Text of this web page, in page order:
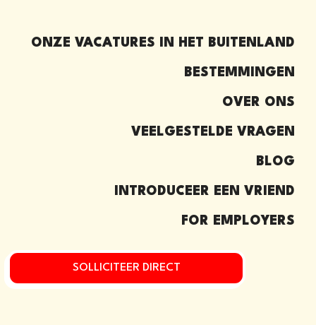
ONZE VACATURES IN HET BUITENLAND
BESTEMMINGEN
OVER ONS
VEELGESTELDE VRAGEN
BLOG
INTRODUCEER EEN VRIEND​
FOR EMPLOYERS
SOLLICITEER DIRECT